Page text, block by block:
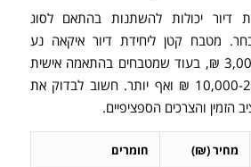
דיור יכולות להשתנות בהתאם לסוג
מטבח קטן ליחידת דיור איקאה נע
במחירים של 3,000-7,000 ₪, בעוד שמטבחים בהתאמה אישית
יכולים להגיע ל-10,000-20,000 ₪ ואף יותר. חשוב לבדוק את
הזמין והצרכים הספציפיים.
מחיר (₪) חומרים